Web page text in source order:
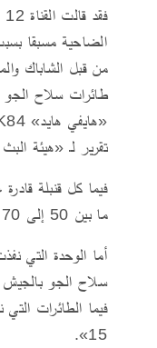
الضاحية مسبقا
من قبل الشاباك
تقرير لـ «هيئة
فيما كل قنبلة
ما بين 50 إلى 70 متراً تحت الأرض.
سلاح الجو بالجيش
فيما الطائرات
15».